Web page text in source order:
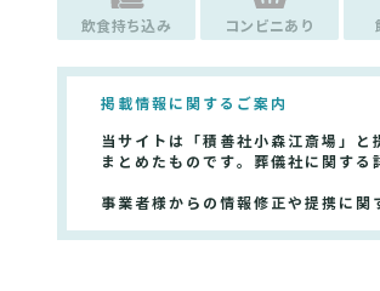
飲食持ち込み コンビニあり
掲載情報に関するご案内
当サイトは「積善社小森江斎場」
まとめたものです。葬儀社に関す
事業者様からの情報修正や提携に